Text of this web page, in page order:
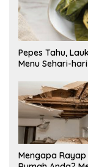
Pepes Tahu,
Menu Sehari-hari
Mengapa Rayap